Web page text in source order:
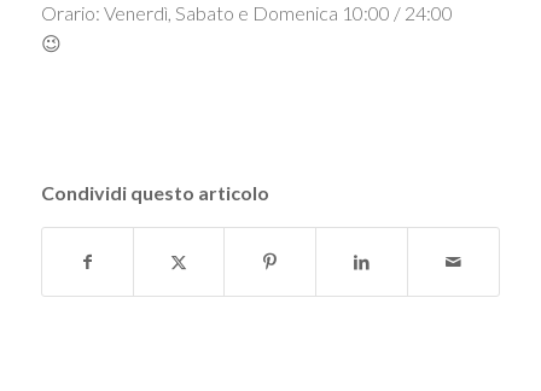
Orario: Venerdì, Sabato e Domenica 10:00 / 24:00
😉
Condividi questo articolo